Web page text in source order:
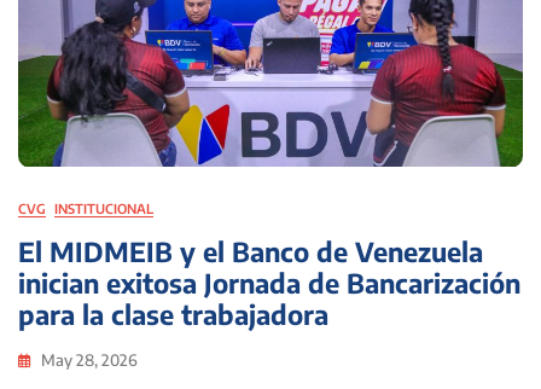
CVG INSTITUCIONAL
El MIDMEIB y el Banco de Venezuela
inician exitosa Jornada de Bancarización
para la clase trabajadora
May 28, 2026